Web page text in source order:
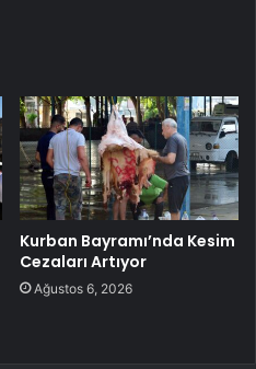
Kurban Bayramı’nda Kesim
Cezaları Artıyor
Ağustos 6, 2026